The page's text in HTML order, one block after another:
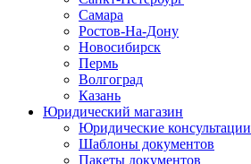
Самара
Ростов-На-Дону
Новосибирск
Пермь
Волгоград
Казань
Юридический магазин
Юридические консультации
Шаблоны документов
Пакеты документов